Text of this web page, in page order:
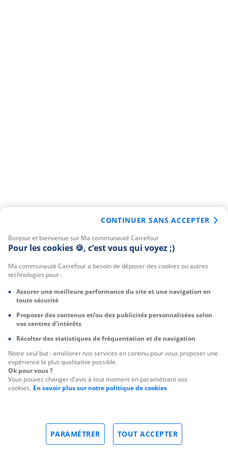
Bonjour et bienvenue sur Ma communauté Carrefour
Pour les cookies 🍪, c’est vous qui voyez ;)
Ma communauté Carrefour a besoin de déposer des cookies ou autres
technologies pour :
Assurer une meilleure performance du site et une navigation en
toute sécurité
Proposer des contenus et/ou des publicités personnalisées selon
vos centres d’intérêts
Récolter des statistiques de fréquentation et de navigation
Notre seul but : améliorer nos services en continu pour vous proposer une
expérience la plus qualitative possible.
Ok pour vous ?
Vous pouvez changer d'avis à tout moment en paramétrant vos
cookies. En savoir plus sur notre politique de cookies
TOUT ACCEPTER
PARAMÉTRER
CONTINUER SANS ACCEPTER